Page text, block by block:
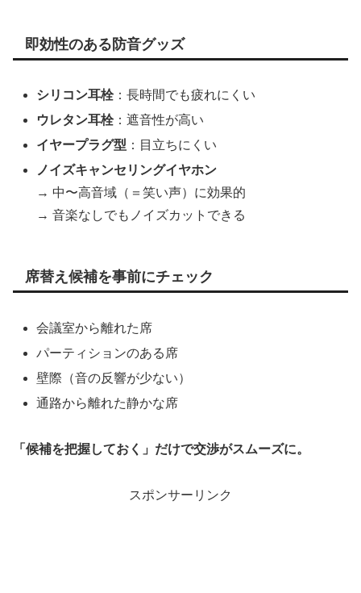
即効性のある防音グッズ
シリコン耳栓：長時間でも疲れにくい
ウレタン耳栓：遮音性が高い
イヤープラグ型 ：目立ちにくい
ノイズキャンセリングイヤホン
→ 中〜高音域（＝笑い声）に効果的
→ 音楽なしでもノイズカットできる
席替え候補を事前にチェック
会議室から離れた席
パーティションのある席
壁際（音の反響が少ない）
通路から離れた静かな席
「候補を把握しておく」だけで交渉がスムーズに。
スポンサーリンク